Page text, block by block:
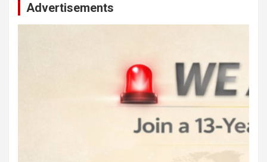
Advertisements